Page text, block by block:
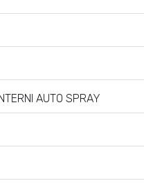
AUTO SPRAY